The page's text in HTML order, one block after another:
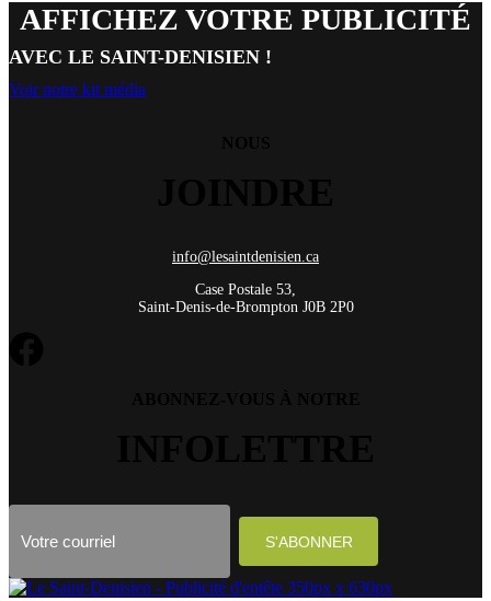
AFFICHEZ VOTRE PUBLICITÉ
AVEC LE SAINT-DENISIEN !
Voir notre kit média
info@lesaintdenisien.ca
Case Postale 53,
Saint-Denis-de-Brompton J0B 2P0